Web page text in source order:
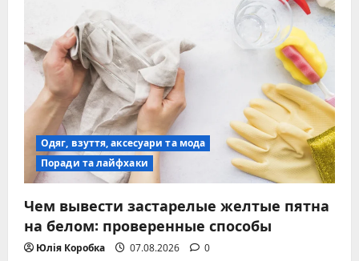
Одяг, взуття, аксесуари та мода
Поради та лайфхаки
Чем вывести застарелые желтые пятна
на белом: проверенные способы
Юлія Коробка 07.08.2026 0